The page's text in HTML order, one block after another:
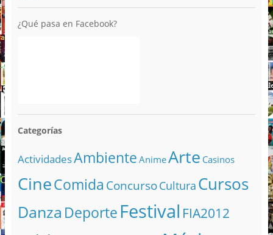
¿Qué pasa en Facebook?
Categorías
ActividadesAmbiente AnimeArte Casinos
CineComida ConcursoCultura Cursos
Danza DeporteFestival FIA2012